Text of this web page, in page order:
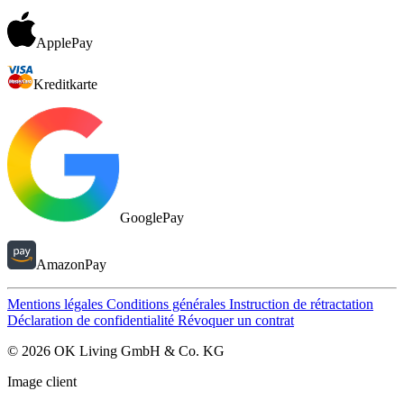
ApplePay
Kreditkarte
GooglePay
AmazonPay
Mentions légales Conditions générales Instruction de rétractation
Déclaration de confidentialité Révoquer un contrat
© 2026 OK Living GmbH & Co. KG
Image client